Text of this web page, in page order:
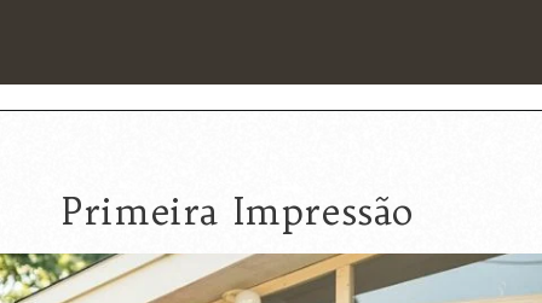
Primeira Impressão